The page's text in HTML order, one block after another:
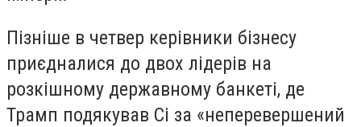
Пізніше в четвер керівники бізнесу
приєдналися до двох лідерів на
розкішному державному банкеті, де
Трамп подякував Сі за «неперевершений